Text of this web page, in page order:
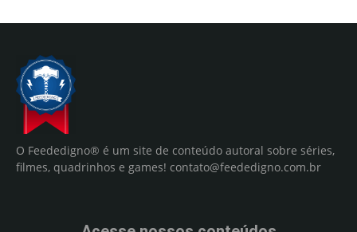
O Feededigno® é um site de conteúdo autoral sobre séries,
filmes, quadrinhos e games! contato@feededigno.com.br